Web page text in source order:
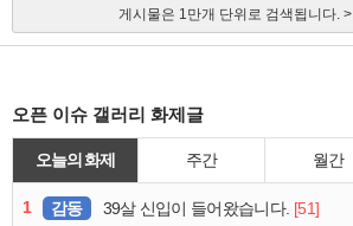
게시물은 1만개 단위로 검색됩니다. >
오픈 이슈 갤러리 화제글
오늘의 화제 주간 월간
1 감동 39살 신입이 들어왔습니다. [51]